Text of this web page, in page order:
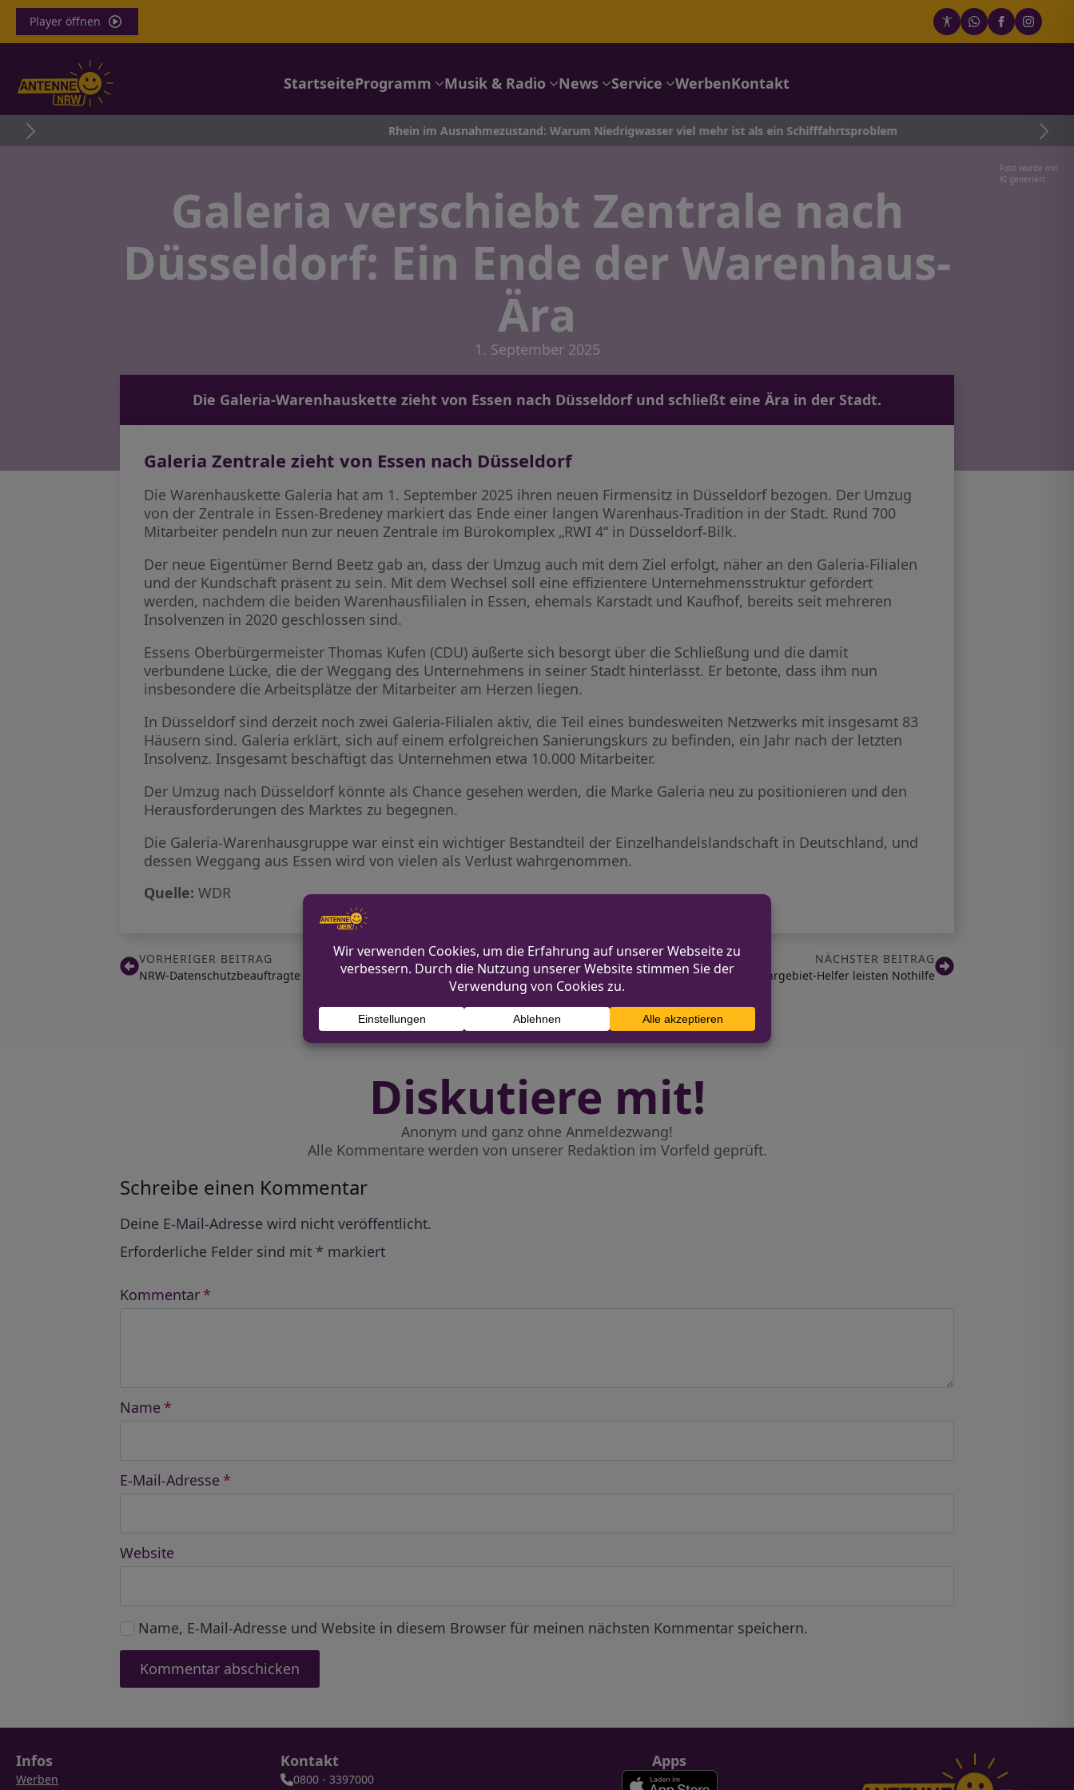
Player öffnen
StartseiteProgramm Musik & Radio News Service WerbenKontakt
Rhein im Ausnahmezustand: Warum Niedrigwasser viel mehr ist als ein Schifffahrtsproblem
Foto wurde mit
KI generiert
Galeria verschiebt Zentrale nach
Düsseldorf: Ein Ende der Warenhaus-
Ära
1. September 2025
Die Galeria-Warenhauskette zieht von Essen nach Düsseldorf und schließt eine Ära in der Stadt.
Galeria Zentrale zieht von Essen nach Düsseldorf
Die Warenhauskette Galeria hat am 1. September 2025 ihren neuen Firmensitz in Düsseldorf bezogen. Der Umzug
von der Zentrale in Essen-Bredeney markiert das Ende einer langen Warenhaus-Tradition in der Stadt. Rund 700
Mitarbeiter pendeln nun zur neuen Zentrale im Bürokomplex „RWI 4“ in Düsseldorf-Bilk.
Der neue Eigentümer Bernd Beetz gab an, dass der Umzug auch mit dem Ziel erfolgt, näher an den Galeria-Filialen
und der Kundschaft präsent zu sein. Mit dem Wechsel soll eine effizientere Unternehmensstruktur gefördert
werden, nachdem die beiden Warenhausfilialen in Essen, ehemals Karstadt und Kaufhof, bereits seit mehreren
Insolvenzen in 2020 geschlossen sind.
Essens Oberbürgermeister Thomas Kufen (CDU) äußerte sich besorgt über die Schließung und die damit
verbundene Lücke, die der Weggang des Unternehmens in seiner Stadt hinterlässt. Er betonte, dass ihm nun
insbesondere die Arbeitsplätze der Mitarbeiter am Herzen liegen.
In Düsseldorf sind derzeit noch zwei Galeria-Filialen aktiv, die Teil eines bundesweiten Netzwerks mit insgesamt 83
Häusern sind. Galeria erklärt, sich auf einem erfolgreichen Sanierungskurs zu befinden, ein Jahr nach der letzten
Insolvenz. Insgesamt beschäftigt das Unternehmen etwa 10.000 Mitarbeiter.
Der Umzug nach Düsseldorf könnte als Chance gesehen werden, die Marke Galeria neu zu positionieren und den
Herausforderungen des Marktes zu begegnen.
Die Galeria-Warenhausgruppe war einst ein wichtiger Bestandteil der Einzelhandelslandschaft in Deutschland, und
dessen Weggang aus Essen wird von vielen als Verlust wahrgenommen.
Quelle: WDR
VORHERIGER BEITRAG
NRW-Datenschutzbeauftragte untersucht Missbrauch in Pflegeheimen
NÄCHSTER BEITRAG
Nach Erdbeben in Afghanistan: Ruhrgebiet-Helfer leisten Nothilfe
Diskutiere mit!
Anonym und ganz ohne Anmeldezwang!
Alle Kommentare werden von unserer Redaktion im Vorfeld geprüft.
Schreibe einen Kommentar
Deine E-Mail-Adresse wird nicht veröffentlicht.
Erforderliche Felder sind mit * markiert
Kommentar *
Name *
E-Mail-Adresse *
Website
Name, E-Mail-Adresse und Website in diesem Browser für meinen nächsten Kommentar speichern.
Infos
Werben
Kontakt
0800 - 3397000
Apps